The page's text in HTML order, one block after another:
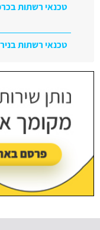
טכנאי רשתות
טכנאי רשתות